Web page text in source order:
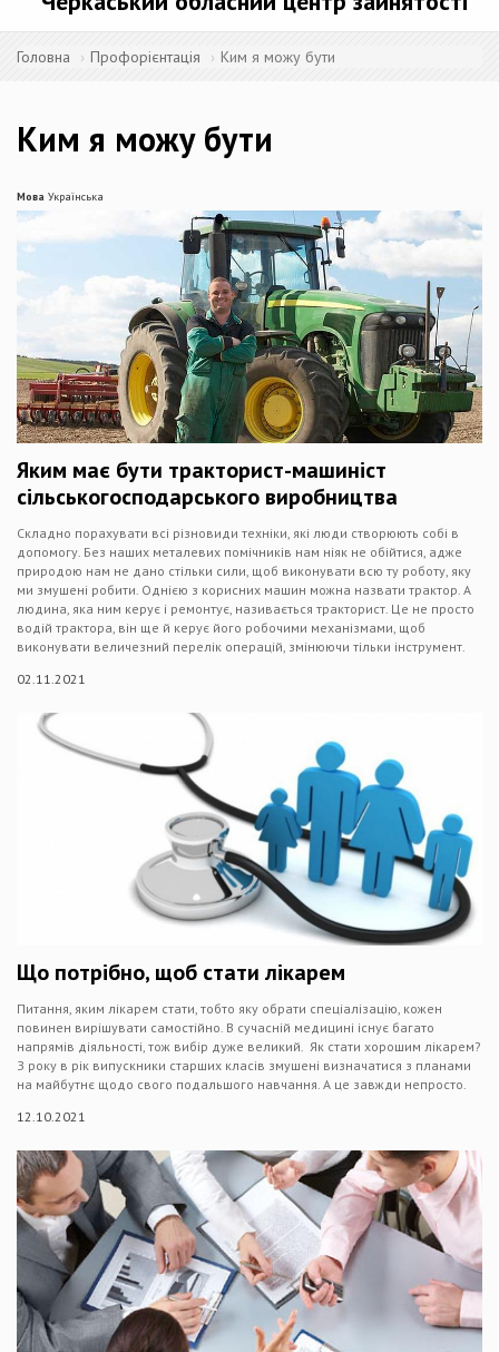
Головна Профорієнтація Ким я можу бути
Ким я можу бути
Мова Українська
Яким має бути тракторист-машиніст
сільськогосподарського виробництва
Складно порахувати всі різновиди техніки, які люди створюють собі в
допомогу. Без наших металевих помічників нам ніяк не обійтися, адже
природою нам не дано стільки сили, щоб виконувати всю ту роботу, яку
ми змушені робити. Однією з корисних машин можна назвати трактор. А
людина, яка ним керує і ремонтує, називається тракторист. Це не просто
водій трактора, він ще й керує його робочими механізмами, щоб
виконувати величезний перелік операцій, змінюючи тільки інструмент.
02.11.2021
Що потрібно, щоб стати лікарем
Питання, яким лікарем стати, тобто яку обрати спеціалізацію, кожен
повинен вирішувати самостійно. В сучасній медицині існує багато
напрямів діяльності, тож вибір дуже великий. Як стати хорошим лікарем?
З року в рік випускники старших класів змушені визначатися з планами
на майбутнє щодо свого подальшого навчання. А це завжди непросто.
12.10.2021